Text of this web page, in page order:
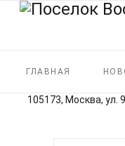
ГЛАВНАЯ
105173, Москва, ул.